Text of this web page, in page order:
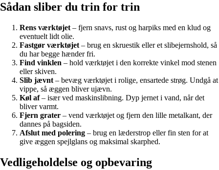
Sådan sliber du trin for trin
Rens værktøjet – fjern snavs, rust og harpiks med en klud og
eventuelt lidt olie.
Fastgør værktøjet – brug en skruestik eller et slibejernshold, så
du har begge hænder fri.
Find vinklen – hold værktøjet i den korrekte vinkel mod stenen
eller skiven.
Slib jævnt – bevæg værktøjet i rolige, ensartede strøg. Undgå at
vippe, så æggen bliver ujævn.
Køl af– især ved maskinslibning. Dyp jernet i vand, når det
bliver varmt.
Fjern grater – vend værktøjet og fjern den lille metalkant, der
dannes på bagsiden.
Afslut med polering – brug en læderstrop eller fin sten for at
give æggen spejlglans og maksimal skarphed.
Vedligeholdelse og opbevaring